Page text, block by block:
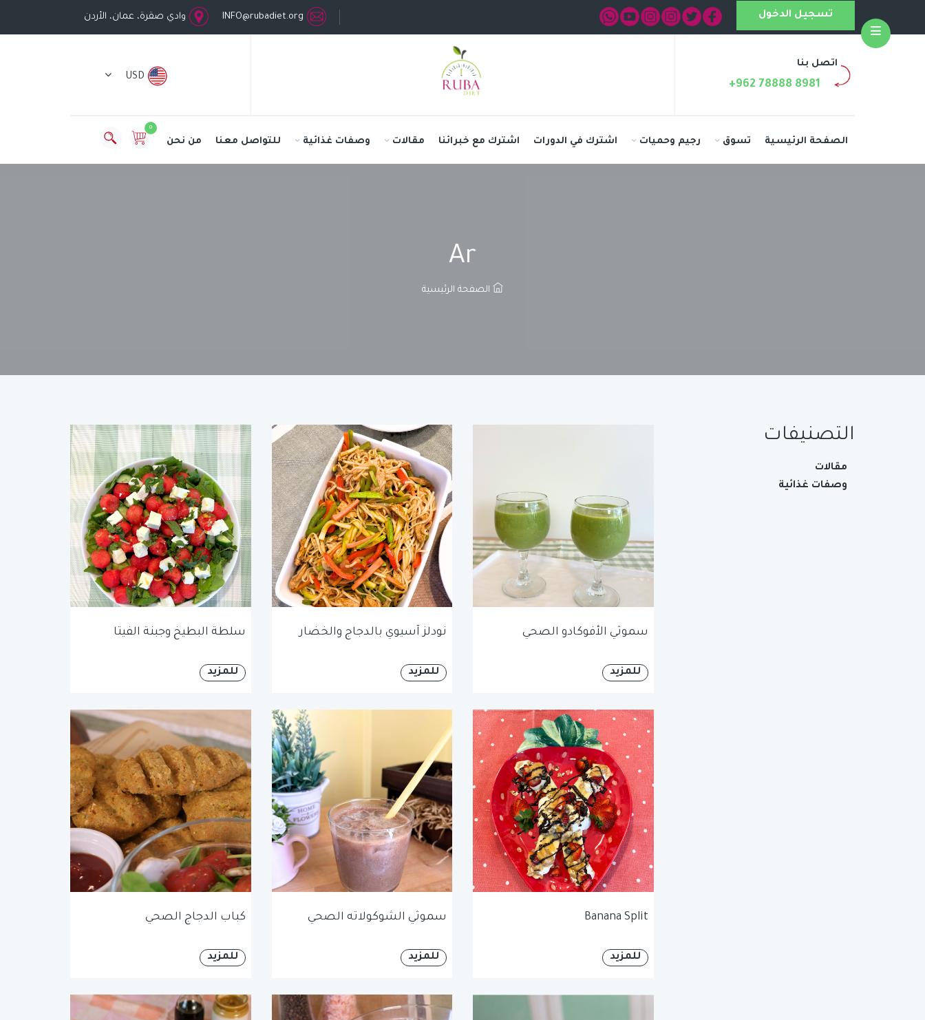
INFO@rubadiet.org وادي صقرة، عمان، الأردن تسجيل الدخول
اتصل بنا
+962 78888 8981
USD
0
الصفحة الرئيسية تسوق رجيم وحميات اشترك في الدورات اشترك مع خبرائنا مقالات وصفات غذائية للتواصل معنا من نحن
Ar
الصفحة الرئيسية
التصنيفات
مقالات
وصفات غذائية
سموثي الأفوكادو الصحي
للمزيد
نودلز آسيوي بالدجاج والخضار
للمزيد
سلطة البطيخ وجبنة الفيتا
للمزيد
Banana Split
للمزيد
سموثي الشوكولاته الصحي
للمزيد
كباب الدجاج الصحي
للمزيد